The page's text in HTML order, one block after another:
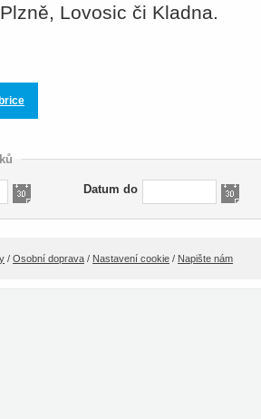
Lovosic či Kladna.
Datum do
/ Osobní doprava / Nastavení cookie / Napište nám